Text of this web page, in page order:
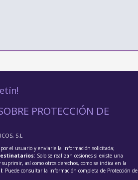
PROTECCIÓN DE
S.L
el usuario y enviarle la información solicitada;
: Solo se realizan cesiones si existe una
suprimir, así como otros derechos, como se indica en la
: Puede consultar la información completa de Protección de